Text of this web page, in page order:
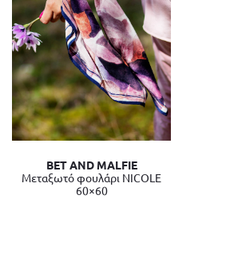
BET AND MALFIE
Mεταξωτό φουλάρι NICOLE
60×60